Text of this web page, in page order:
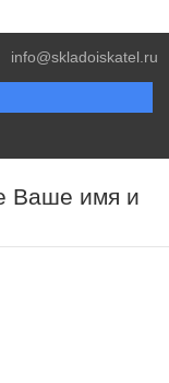
info@skladoiskatel.ru
Ваше имя и